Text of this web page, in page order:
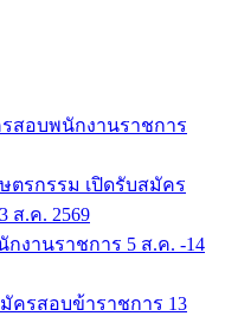
สอบพนักงานราชการ
ตรกรรม เปิดรับสมัคร
ส.ค. 2569
งานราชการ 5 ส.ค. -14
ครสอบข้าราชการ 13